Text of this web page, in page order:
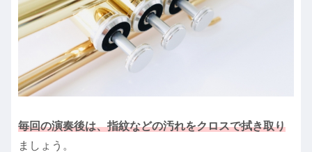
毎回の演奏後は、指紋などの汚れをクロスで拭き取り
ましょう。